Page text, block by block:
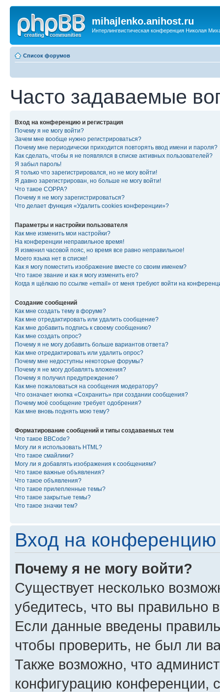
mihajlenko.anihost.ru
Интерлингвистическая конференция Николая
Список форумов
Часто задаваемые
Вход на конференцию и регистрация
Почему я не могу войти?
Зачем мне вообще нужно регистрироваться?
Почему мне периодически приходится повторять ввод имени и пароля?
Как сделать, чтобы я не появлялся в списке активных пользователей?
Я забыл пароль!
Я только что зарегистрировался, но не могу войти!
Я давно зарегистрирован, но больше не могу войти!
Что такое COPPA?
Почему я не могу зарегистрироваться?
Что делает функция «Удалить cookies конференции»?
Параметры и настройки пользователя
Как мне изменить мои настройки?
На конференции неправильное время!
Я изменил часовой пояс, но время все равно неправильное!
Моего языка нет в списке!
Как я могу поместить изображение вместе со своим именем?
Что такое звание и как я могу изменить его?
Когда я щёлкаю по ссылке «email» от меня требуют войти на
Создание сообщений
Как мне создать тему в форуме?
Как мне отредактировать или удалить сообщение?
Как мне добавить подпись к своему сообщению?
Как мне создать опрос?
Почему я не могу добавить больше вариантов ответа?
Как мне отредактировать или удалить опрос?
Почему мне недоступны некоторые форумы?
Почему я не могу добавлять вложения?
Почему я получил предупреждение?
Как мне пожаловаться на сообщения модератору?
Что означает кнопка «Сохранить» при создании сообщения?
Почему моё сообщение требует одобрения?
Как мне вновь поднять мою тему?
Форматирование сообщений и типы создаваемых тем
Что такое BBCode?
Могу ли я использовать HTML?
Что такое смайлики?
Могу ли я добавлять изображения к сообщениям?
Что такое важные объявления?
Что такое объявления?
Что такое прилепленные темы?
Что такое закрытые темы?
Что такое значки тем?
Вход на конференцию
Почему я не могу войти?
Существует несколько
убедитесь, что вы правильно
Если данные введены
чтобы проверить, не был ли
Также возможно, что
конфигурацию конференции,